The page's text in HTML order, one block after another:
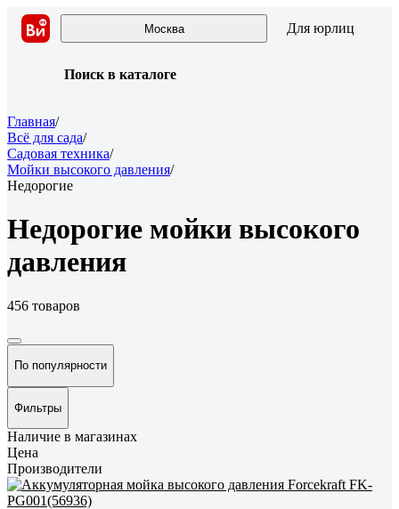
Москва Для юрлиц
Поиск в каталоге
Главная/
Всё для сада/
Садовая техника/
Мойки высокого давления/
Недорогие
Недорогие мойки высокого
давления
456 товаров
По популярности
Фильтры
Наличие в магазинах
Цена
Производители